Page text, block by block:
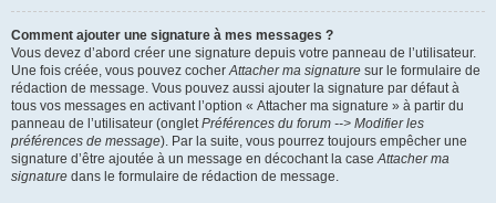
Comment ajouter une signature à mes messages ?
Vous devez d’abord créer une signature depuis votre panneau de l’utilisateur.
Une fois créée, vous pouvez cocherAttacher ma signature sur le formulaire de
rédaction de message. Vous pouvez aussi ajouter la signature par défaut à
tous vos messages en activant l’option « Attacher ma signature » à partir du
panneau de l’utilisateur (ongletPréférences du forum --> Modifier les
préférences de message). Par la suite, vous pourrez toujours empêcher une
signature d’être ajoutée à un message en décochant la caseAttacher ma
signature dans le formulaire de rédaction de message.